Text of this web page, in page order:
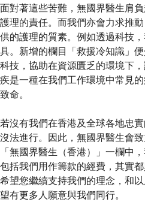
面對著這些苦難，無國界醫生肩
護理的責任。而我們亦會力求推
供的護理的質素。例如透過科技
具。新增的欄目「救援冷知識」
科技，協助在資源匱乏的環境下
疾是一種在我們工作環境中常見
致命。
若沒有我們在香港及全球各地忠
沒法進行。因此，無國界醫生會
「無國界醫生（香港）」一欄中
包括我們用作籌款的經費，其實
希望您繼續支持我們的理念，和
望有更多人願意與我們同行。